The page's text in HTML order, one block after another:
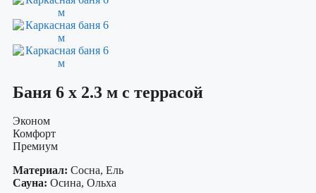
Баня 6 х 2.3 м с террасой
Эконом
Комфорт
Премиум
Материал: Сосна, Ель
Сауна: Осина, Ольха